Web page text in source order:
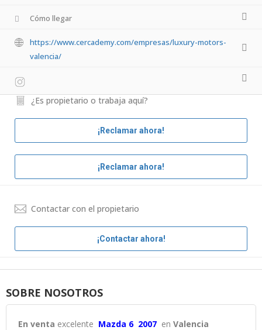
Cómo llegar
https://www.cercademy.com/empresas/luxury-motors-
valencia/
¿Es propietario o trabaja aquí?
¡Reclamar ahora!
¡Reclamar ahora!
Contactar con el propietario
¡Contactar ahora!
SOBRE NOSOTROS
En venta excelente Mazda 6 2007 en Valencia